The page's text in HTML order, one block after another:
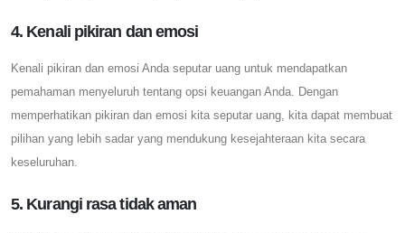
4. Kenali pikiran dan emosi
Kenali pikiran dan emosi Anda seputar uang untuk mendapatkan
pemahaman menyeluruh tentang opsi keuangan Anda. Dengan
memperhatikan pikiran dan emosi kita seputar uang, kita dapat membuat
pilihan yang lebih sadar yang mendukung kesejahteraan kita secara
keseluruhan.
5. Kurangi rasa tidak aman